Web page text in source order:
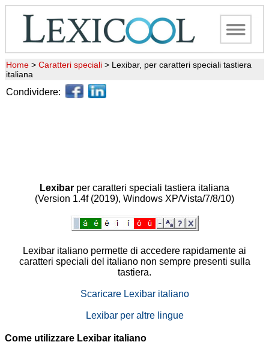
Home > Caratteri speciali > Lexibar, per caratteri speciali tastiera
italiana
Condividere:
Lexibar per caratteri speciali tastiera italiana
(Version 1.4f (2019), Windows XP/Vista/7/8/10)
Lexibar italiano permette di accedere rapidamente ai
caratteri speciali del italiano non sempre presenti sulla
tastiera.
Scaricare Lexibar italiano
Lexibar per altre lingue
Come utilizzare Lexibar italiano